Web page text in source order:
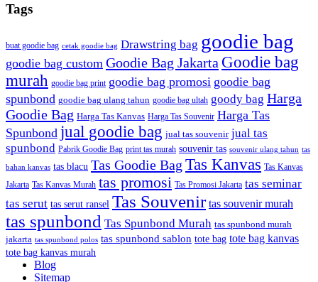
Tags
buat goodie bag cetak goodie bag Drawstring bag goodie bag
goodie bag custom Goodie Bag Jakarta Goodie bag
murah goodie bag print goodie bag promosi goodie bag
spunbond goodie bag ulang tahun goodie bag ultah goody bag Harga
Goodie Bag Harga Tas Kanvas Harga Tas Souvenir Harga Tas
Spunbond jual goodie bag jual tas souvenir jual tas
spunbond Pabrik Goodie Bag print tas murah souvenir tas souvenir ulang tahun tas
bahan kanvas tas blacu Tas Goodie Bag Tas Kanvas Tas Kanvas
Jakarta Tas Kanvas Murah tas promosi Tas Promosi Jakarta tas seminar
tas serut tas serut ransel Tas Souvenir tas souvenir murah
tas spunbond Tas Spunbond Murah tas spunbond murah
jakarta tas spunbond polos tas spunbond sablon tote bag tote bag kanvas
tote bag kanvas murah
Blog
Sitemap